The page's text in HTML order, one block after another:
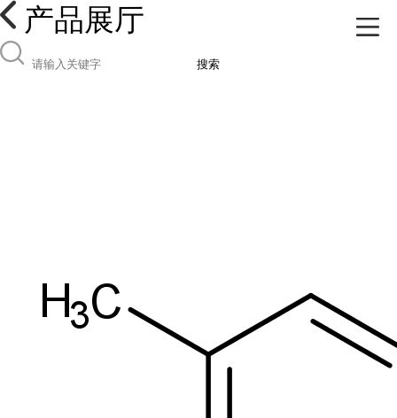
产品展厅
搜索